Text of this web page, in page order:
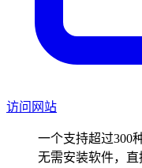
访问网站
一个支持超过300
无需安装软件，